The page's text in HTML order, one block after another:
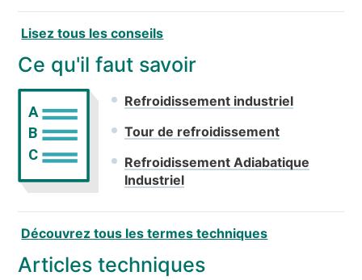
Lisez tous les conseils
Ce qu'il faut savoir
A
B
C
Refroidissement industriel
Tour de refroidissement
Refroidissement Adiabatique
Industriel
Découvrez tous les termes techniques
Articles techniques